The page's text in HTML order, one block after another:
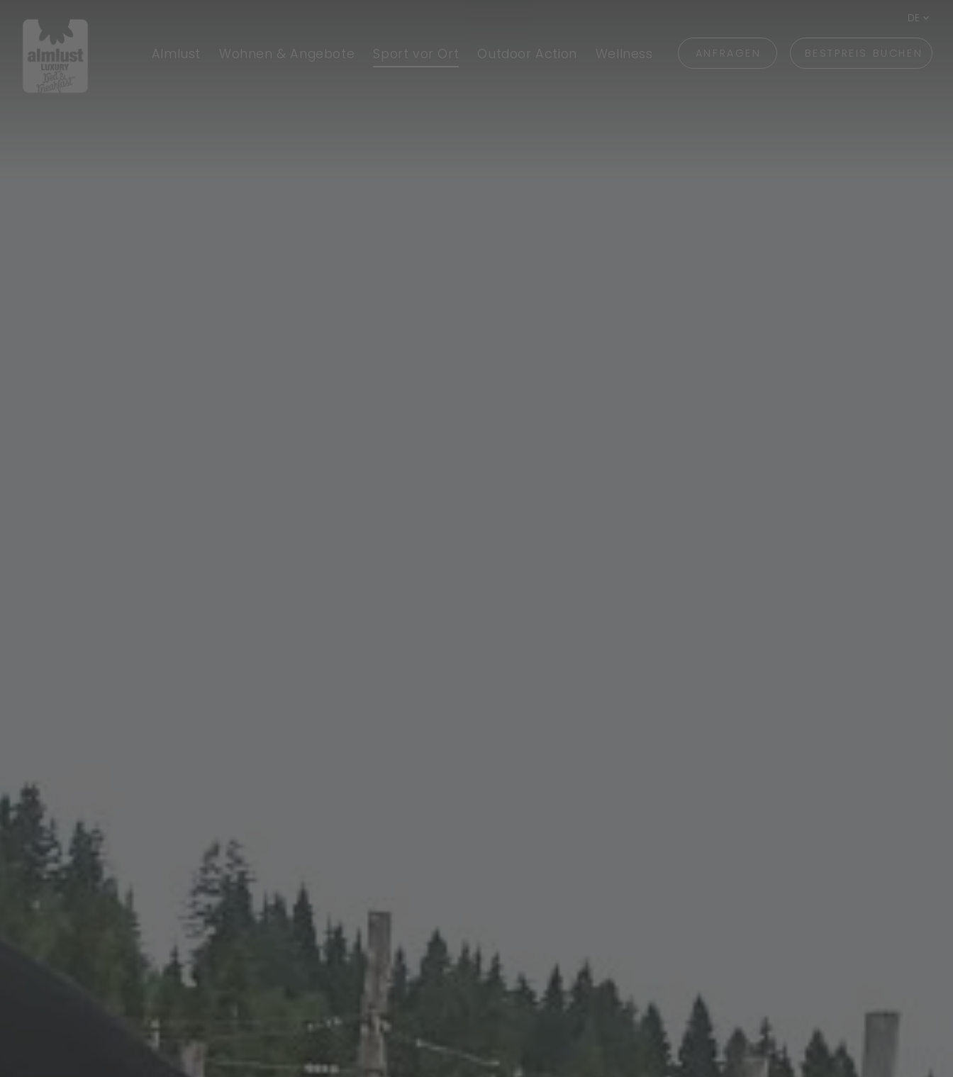
Almlust Wohnen & Angebote Sport vor Ort Outdoor Action Wellness
DE
ANFRAGEN BESTPREIS BUCHEN